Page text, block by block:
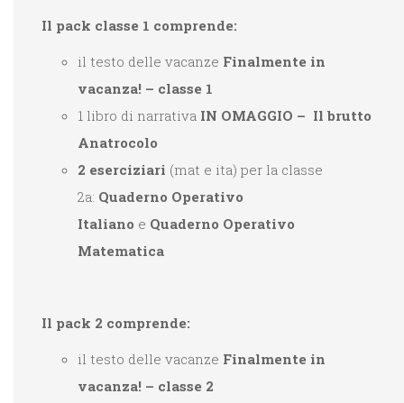
Il pack classe 1 comprende:
il testo delle vacanze Finalmente in
vacanza! – classe 1
1 libro di narrativa IN OMAGGIO – Il brutto
Anatrocolo
2 eserciziari (mat e ita) per la classe
2a: Quaderno Operativo
Italiano e Quaderno Operativo
Matematica
Il pack 2 comprende:
il testo delle vacanze Finalmente in
vacanza! – classe 2